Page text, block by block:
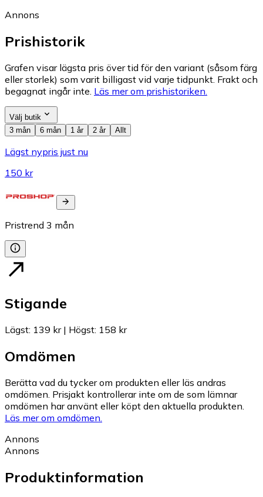
Annons
Prishistorik
Grafen visar lägsta pris över tid för den variant (såsom färg
eller storlek) som varit billigast vid varje tidpunkt. Frakt och
begagnat ingår inte. Läs mer om prishistoriken.
Välj butik
3 mån
6 mån 1 år 2 år Allt
Lägst nypris just nu
150 kr
Pristrend 3 mån
Stigande
Lägst: 139 kr| Högst: 158 kr
Omdömen
Berätta vad du tycker om produkten eller läs andras
omdömen. Prisjakt kontrollerar inte om de som lämnar
omdömen har använt eller köpt den aktuella produkten.
Läs mer om omdömen.
Annons
Annons
Produktinformation